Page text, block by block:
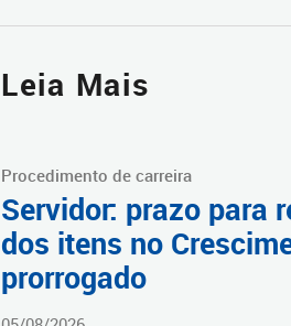
Leia Mais
Procedimento de carreira
Servidor: prazo para
dos itens no
prorrogado